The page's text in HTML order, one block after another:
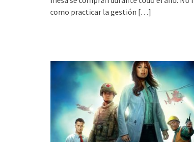
como practicar la gestión […]